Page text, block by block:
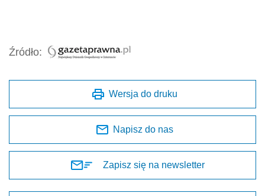
Źródło:
Wersja do druku
Napisz do nas
Zapisz się na newsletter